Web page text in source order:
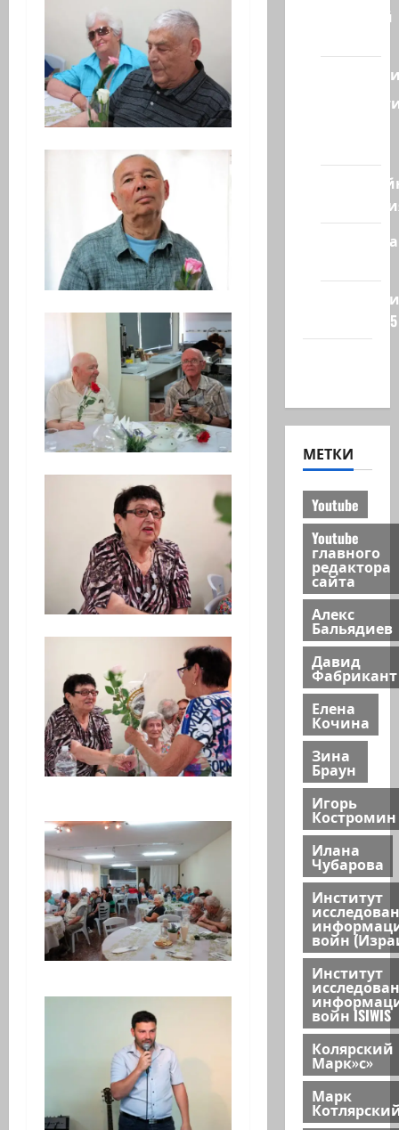
Ближний
Полемика
сайта 2025
МЕТКИ
Youtube
Youtube
главного
редактора
сайта
Алекс
Бальядиев
Давид
Фабрикант
Елена
Кочина
Зина
Браун
Игорь
Костромин
Илана
Чубарова
Институт
войн
Институт
войн ISIWIS
Колярский
Марк»с»
Марк